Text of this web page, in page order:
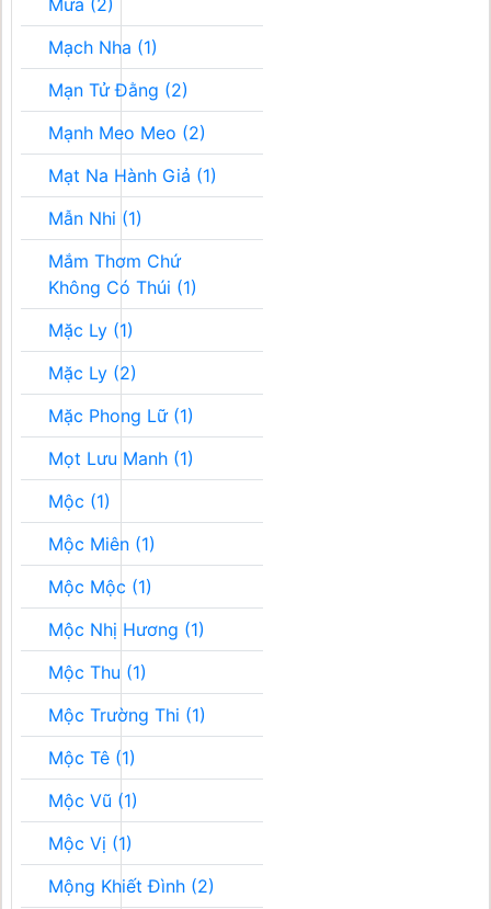
Mưa (2)
Mạch Nha (1)
Mạn Tử Đằng (2)
Mạnh Meo Meo (2)
Mạt Na Hành Giả (1)
Mẫn Nhi (1)
Mắm Thơm Chứ
Không Có Thúi (1)
Mặc Ly (1)
Mặc Ly (2)
Mặc Phong Lữ (1)
Mọt Lưu Manh (1)
Mộc (1)
Mộc Miên (1)
Mộc Mộc (1)
Mộc Nhị Hương (1)
Mộc Thu (1)
Mộc Trường Thi (1)
Mộc Tê (1)
Mộc Vũ (1)
Mộc Vị (1)
Mộng Khiết Đình (2)